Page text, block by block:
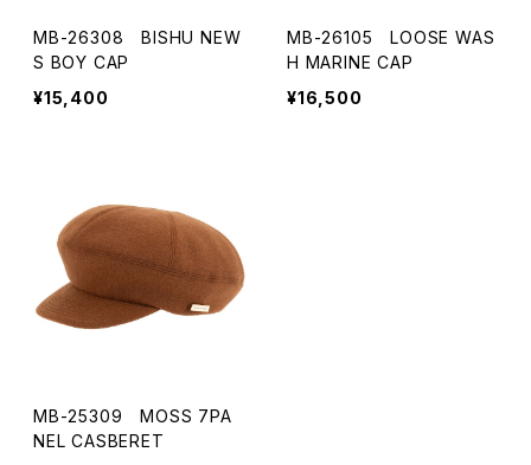
MB-26308 BISHU NEW
S BOY CAP
¥15,400
MB-26105 LOOSE WAS
H MARINE CAP
¥16,500
MB-25309 MOSS 7PA
NEL CASBERET